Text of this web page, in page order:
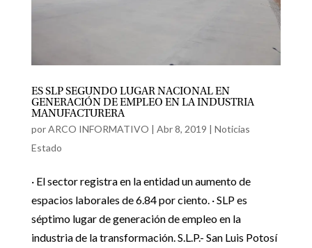
ES SLP SEGUNDO LUGAR NACIONAL EN
GENERACIÓN DE EMPLEO EN LA INDUSTRIA
MANUFACTURERA
porARCO INFORMATIVO | Abr 8, 2019 | Noticias
Estado
· El sector registra en la entidad un aumento de
espacios laborales de 6.84 por ciento. · SLP es
séptimo lugar de generación de empleo en la
industria de la transformación. S.L.P.- San Luis Potosí